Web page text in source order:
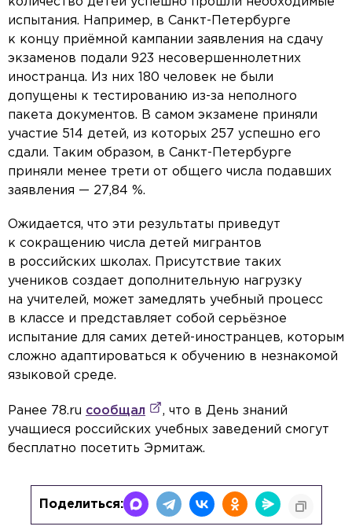
испытания. Например, в Санкт-Петербурге
к концу приёмной кампании заявления на сдачу
экзаменов подали 923 несовершеннолетних
иностранца. Из них 180 человек не были
допущены к тестированию из-за неполного
пакета документов. В самом экзамене приняли
участие 514 детей, из которых 257 успешно его
сдали. Таким образом, в Санкт-Петербурге
приняли менее трети от общего числа подавших
заявления — 27,84 %.
Ожидается, что эти результаты приведут
к сокращению числа детей мигрантов
в российских школах. Присутствие таких
учеников создает дополнительную нагрузку
на учителей, может замедлять учебный процесс
в классе и представляет собой серьёзное
испытание для самих детей-иностранцев, которым
сложно адаптироваться к обучению в незнакомой
языковой среде.
Ранее 78.ru сообщал
, что в День знаний
учащиеся российских учебных заведений смогут
бесплатно посетить Эрмитаж.
Поделиться: